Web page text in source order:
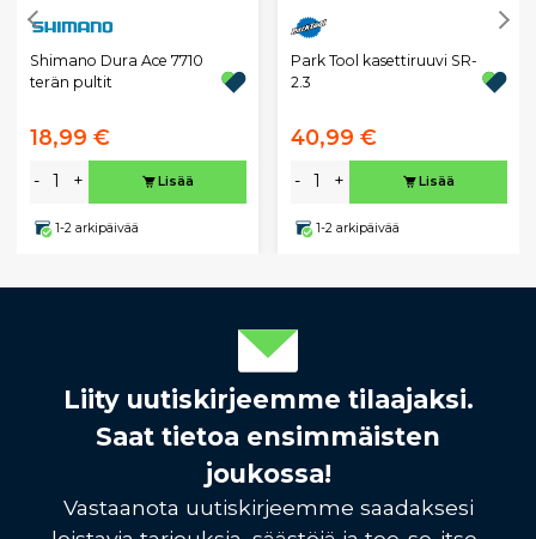
Shimano Dura Ace 7710
terän pultit
18,99 €
- + Lisää
1-2 arkipäivää
Park Tool kasettiruuvi SR-
2.3
40,99 €
- + Lisää
1-2 arkipäivää
Liity uutiskirjeemme tilaajaksi.
Saat tietoa ensimmäisten
joukossa!
Vastaanota uutiskirjeemme saadaksesi